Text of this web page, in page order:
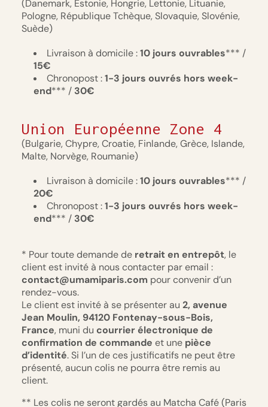
(Danemark, Estonie, Hongrie, Lettonie, Lituanie,
Pologne, République Tchèque, Slovaquie, Slovénie,
Suède)
Livraison à domicile :10 jours ouvrables*** /
15€
Chronopost :1-3 jours ouvrés hors week-
end*** / 30€
Union Européenne Zone 4
(Bulgarie, Chypre, Croatie, Finlande, Grèce, Islande,
Malte, Norvège, Roumanie)
Livraison à domicile :10 jours ouvrables*** /
20€
Chronopost :1-3 jours ouvrés hors week-
end*** / 30€
* Pour toute demande de retrait en entrepôt, le
client est invité à nous contacter par email :
contact@umamiparis.com pour convenir d’un
rendez-vous.
Le client est invité à se présenter au 2, avenue
Jean Moulin, 94120 Fontenay-sous-Bois,
France, muni du courrier électronique de
confirmation de commande et une pièce
d’identité. Si l’un de ces justificatifs ne peut être
présenté, aucun colis ne pourra être remis au
client.
** Les colis ne seront gardés au Matcha Café (Paris